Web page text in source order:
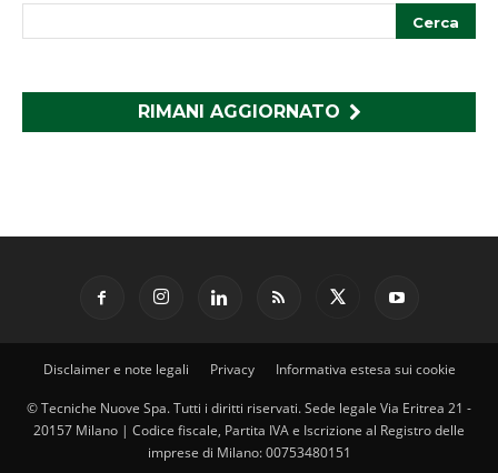
RIMANI AGGIORNATO
Disclaimer e note legali Privacy Informativa estesa sui cookie
© Tecniche Nuove Spa. Tutti i diritti riservati. Sede legale Via Eritrea 21 -
20157 Milano | Codice fiscale, Partita IVA e Iscrizione al Registro delle
imprese di Milano: 00753480151